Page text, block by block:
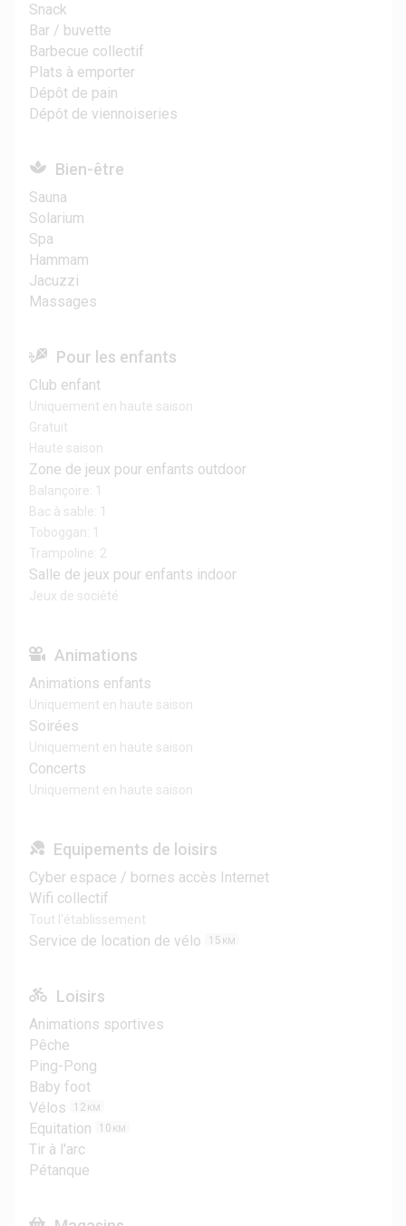
Snack
Bar / buvette
Barbecue collectif
Plats à emporter
Dépôt de pain
Dépôt de viennoiseries
Bien-être
Sauna
Solarium
Spa
Hammam
Jacuzzi
Massages
Pour les enfants
Club enfant
Uniquement en haute saison
Gratuit
Haute saison
Zone de jeux pour enfants outdoor
Balançoire: 1
Bac à sable: 1
Toboggan: 1
Trampoline: 2
Salle de jeux pour enfants indoor
Jeux de société
Animations
Animations enfants
Uniquement en haute saison
Soirées
Uniquement en haute saison
Concerts
Uniquement en haute saison
Equipements de loisirs
Cyber espace / bornes accès Internet
Wifi collectif
Tout l'établissement
Service de location de vélo 15 KM
Loisirs
Animations sportives
Pêche
Ping-Pong
Baby foot
Vélos
12 KM
Equitation 10 KM
Tir à l'arc
Pétanque